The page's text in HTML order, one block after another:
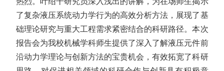
了复杂液压系统动力学行为的高效分析方法，展现了基
础理论研究与重大工程需求紧密结合的科研路径。本次
报告会为我校机械学科师生提供了深入了解液压元件前
沿动力学理论与创新方法的宝贵机会，有效拓宽了科研